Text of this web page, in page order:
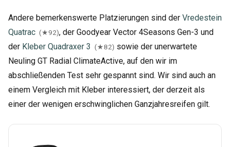
Andere bemerkenswerte Platzierungen sind der Vredestein
Quatrac (★92), der Goodyear Vector 4Seasons Gen-3 und
der Kleber Quadraxer 3 (★82) sowie der unerwartete
Neuling GT Radial ClimateActive, auf den wir im
abschließenden Test sehr gespannt sind. Wir sind auch an
einem Vergleich mit Kleber interessiert, der derzeit als
einer der wenigen erschwinglichen Ganzjahresreifen gilt.